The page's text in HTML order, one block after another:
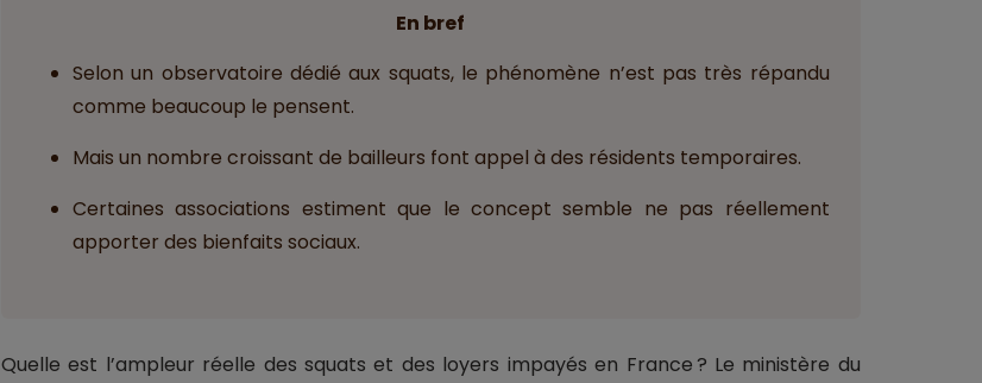
En bref
Selon un observatoire dédié aux squats, le phénomène n’est pas très répandu
comme beaucoup le pensent.
Mais un nombre croissant de bailleurs font appel à des résidents temporaires.
Certaines associations estiment que le concept semble ne pas réellement
apporter des bienfaits sociaux.
Quelle est l’ampleur réelle des squats et des loyers impayés en France ? Le ministère du